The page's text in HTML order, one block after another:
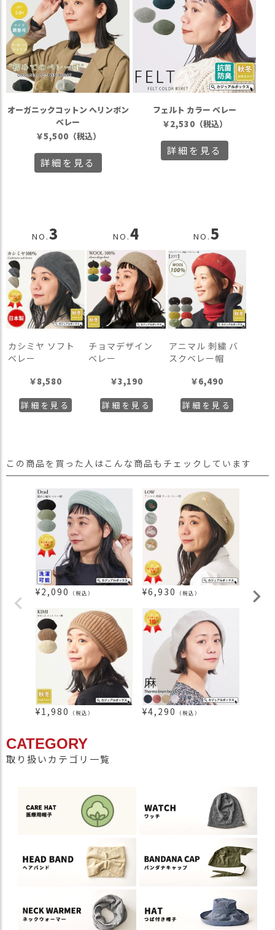
オーガニックコットン へリンボン
ベレー
￥5,500 （税込）
詳細を見る
フェルト カラー ベレー
￥2,530 （税込）
詳細を見る
NO.3
カシミヤ ソフト
ベレー
￥8,580
詳細を見る
NO.4
チョマデザイン
ベレー
￥3,190
詳細を見る
NO.5
アニマル 刺繍 バ
スクベレー帽
￥6,490
詳細を見る
この商品を買った人はこんな商品もチェックしています
¥2,090 （税込） ¥6,930 （税込） ¥
¥1,980 （税込） ¥4,290 （税込）
CATEGORY
取り扱いカテゴリ一覧